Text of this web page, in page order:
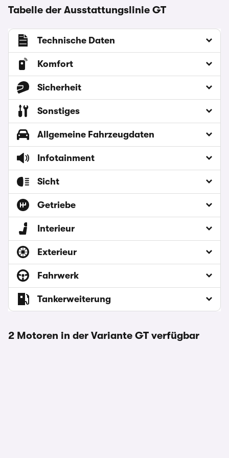
Tabelle der Ausstattungslinie GT
Technische Daten
Komfort
Sicherheit
Sonstiges
Allgemeine Fahrzeugdaten
Infotainment
Sicht
Getriebe
Interieur
Exterieur
Fahrwerk
Tankerweiterung
2 Motoren in der Variante GT verfügbar